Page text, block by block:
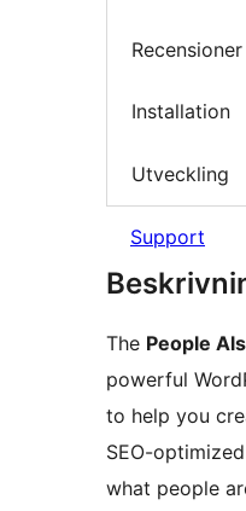
Recensioner
Installation
Utveckling
Support
The People
powerful
to help you
SEO-
what people